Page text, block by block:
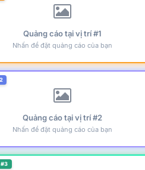
Quảng cáo tại vị trí #1
Nhấn để đặt quảng cáo của bạn
Quảng cáo tại vị trí #2
Nhấn để đặt quảng cáo của bạn